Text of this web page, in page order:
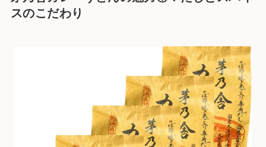
スのこだわり